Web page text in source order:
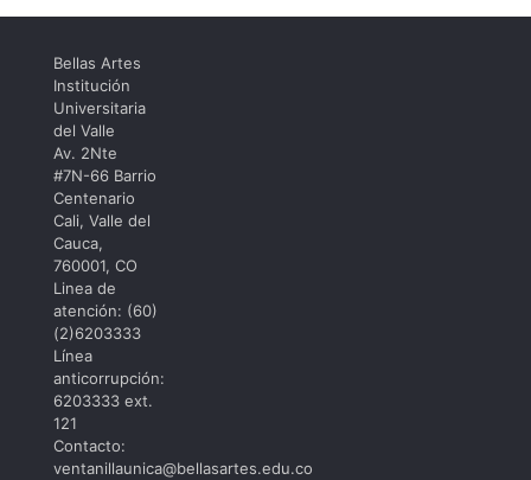
Bellas Artes
Institución
Universitaria
del Valle
Av. 2Nte
#7N-66 Barrio
Centenario
Cali, Valle del
Cauca,
760001, CO
Linea de
atención: (60)
(2)6203333
Línea
anticorrupción:
6203333 ext.
121
Contacto:
ventanillaunica@bellasartes.edu.co